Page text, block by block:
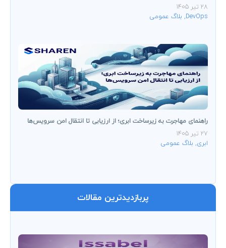
28 تیر 1405
DevOps
, بلاگ عمومی
راهنمای مهاجرت به زیرساخت ابری؛ از ارزیابی تا انتقال امن سرویس‌ها
27 تیر 1405
ابری, بلاگ عمومی
پربازدیدترین مقالات